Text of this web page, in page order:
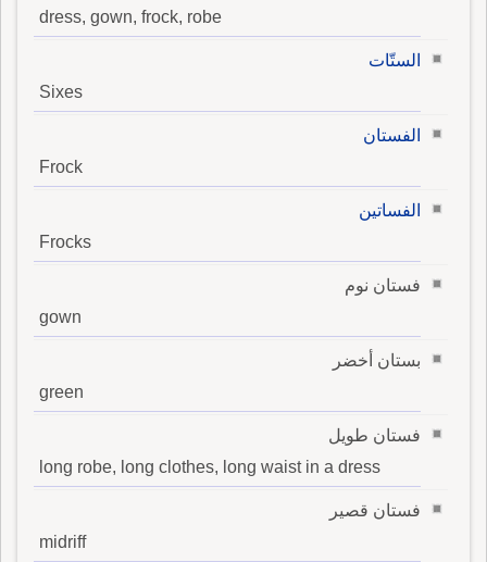
dress, gown, frock, robe
الستّات
Sixes
الفستان
Frock
الفساتين
Frocks
فستان نوم
gown
بستان أخضر
green
فستان طويل
long robe, long clothes, long waist in a dress
فستان قصير
midriff